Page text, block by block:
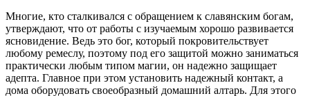
Многие, кто сталкивался с обращением к славянским богам,
утверждают, что от работы с изучаемым хорошо развивается
ясновидение. Ведь это бог, который покровительствует
любому ремеслу, поэтому под его защитой можно заниматься
практически любым типом магии, он надежно защищает
адепта. Главное при этом установить надежный контакт, а
дома оборудовать своеобразный домашний алтарь. Для этого